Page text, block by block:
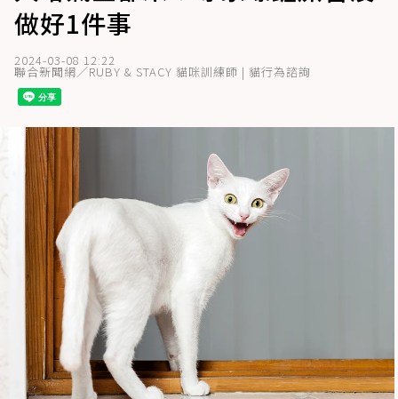
做好1件事
2024-03-08 12:22
聯合新聞網／RUBY & STACY 貓咪訓練師 | 貓行為諮詢